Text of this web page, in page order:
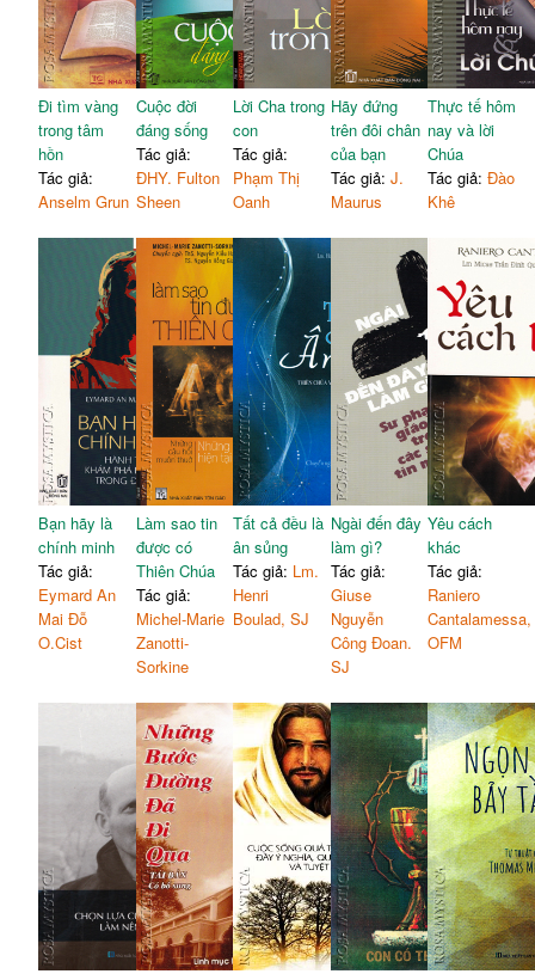
Đi tìm vàng
trong tâm
hồn
Tác giả:
Anselm Grun
Cuộc đời
đáng sống
Tác giả:
ĐHY. Fulton
Sheen
Lời Cha trong
con
Tác giả:
Phạm Thị
Oanh
Hãy đứng
trên đôi chân
của bạn
Tác giả: J.
Maurus
Thực tế hôm
nay và lời
Chúa
Tác giả:Đào
Khê
Bạn hãy là
chính minh
Tác giả:
Eymard An
Mai Đỗ
O.Cist
Làm sao tin
được có
Thiên Chúa
Tác giả:
Michel-Marie
Zanotti-
Sorkine
Tất cả đều là
ân sủng
Tác giả: Lm.
Henri
Boulad, SJ
Ngài đến đây
làm gì?
Tác giả:
Giuse
Nguyễn
Công Đoan.
SJ
Yêu cách
khác
Tác giả:
Raniero
Cantalamessa,
OFM